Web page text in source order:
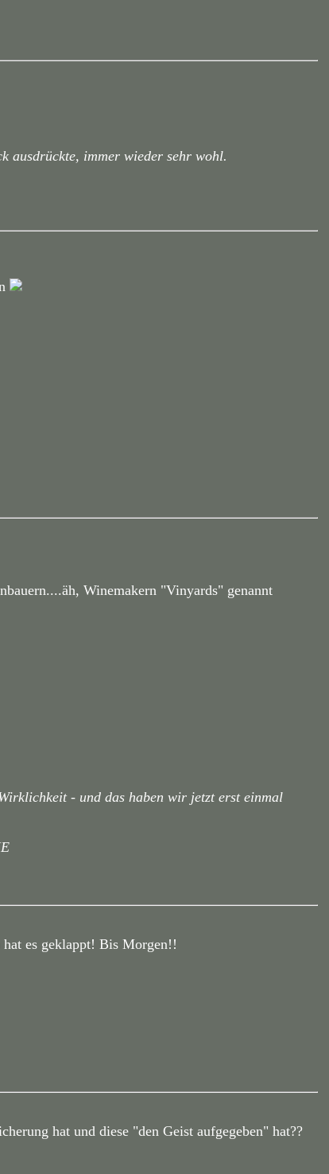
ausdrückte, immer wieder sehr wohl.
Winemakern "Vinyards" genannt
- und das haben wir jetzt erst einmal
es geklappt! Bis Morgen!!
hat und diese "den Geist aufgegeben" hat??